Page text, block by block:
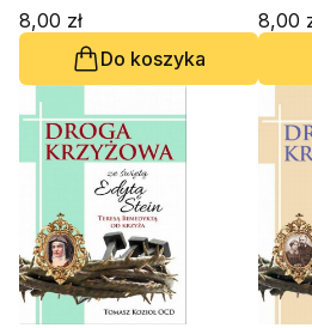
8,00 zł
Do koszyka
8,00